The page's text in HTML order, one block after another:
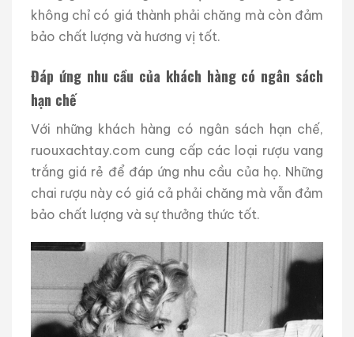
không chỉ có giá thành phải chăng mà còn đảm
bảo chất lượng và hương vị tốt.
Đáp ứng nhu cầu của khách hàng có ngân sách
hạn chế
Với những khách hàng có ngân sách hạn chế,
ruouxachtay.com cung cấp các loại rượu vang
trắng giá rẻ để đáp ứng nhu cầu của họ. Những
chai rượu này có giá cả phải chăng mà vẫn đảm
bảo chất lượng và sự thưởng thức tốt.